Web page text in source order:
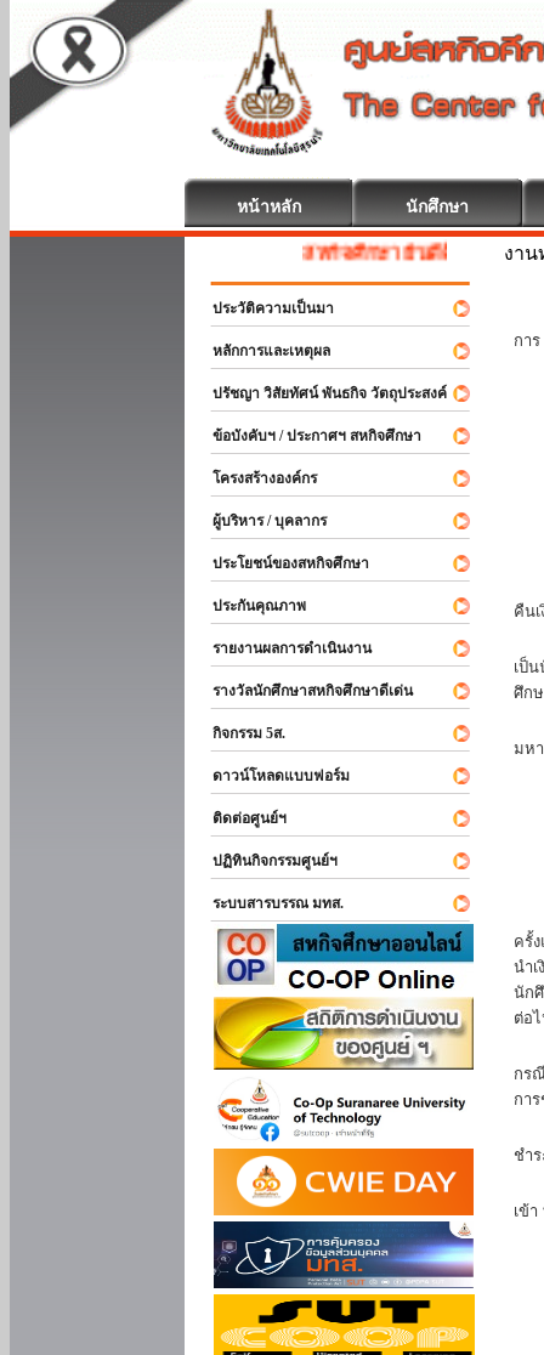
หน้าหลัก นักศึกษา
สหกิจศึกษา ยินดีต้อนรับ
ประวัติความเป็นมา
หลักการและเหตุผล
ปรัชญา วิสัยทัศน์ พันธกิจ วัตถุประสงค์
ข้อบังคับฯ / ประกาศฯ สหกิจศึกษา
โครงสร้างองค์กร
ผู้บริหาร / บุคลากร
ประโยชน์ของสหกิจศึกษา
ประกันคุณภาพ
รายงานผลการดำเนินงาน
รางวัลนักศึกษาสหกิจศึกษาดีเด่น
กิจกรรม 5ส.
ดาวน์โหลดแบบฟอร์ม
ติดต่อศูนย์ฯ
ปฏิทินกิจกรรมศูนย์ฯ
ระบบสารบรรณ มทส.
งา
กา
คืน
เป็
ศึก
มห
ครั้
นำ
นัก
ต่อ
กร
กา
ชำ
เข้